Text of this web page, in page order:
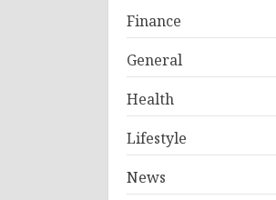
Finance
General
Health
Lifestyle
News